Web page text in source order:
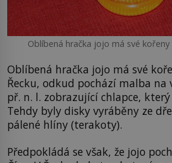
Oblíbená hračka jojo má své kořeny
Oblíbená hračka jojo má své
Řecku, odkud pochází malba na
př. n. l. zobrazující chlapce,
Tehdy byly disky vyráběny ze
pálené hlíny (terakoty).
Předpokládá se však, že jojo